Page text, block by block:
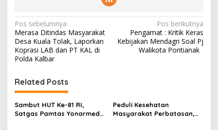
N
a
v
g
a
s
Pos sebelumnya
Merasa Ditindas Masyarakat
Desa Kuala Tolak, Laporkan
Koprasi LAB dan PT KAL di
Polda Kalbar
Pos berikutnya
Pengamat : Kritik Keras
Kebijakan Mendagri Soal Pj
Walikota Pontianak
Related Posts
Sambut HUT Ke-81 RI,
Satgas Pamtas Yonarmed
Peduli Kesehatan
Masyarakat Perbatasan,